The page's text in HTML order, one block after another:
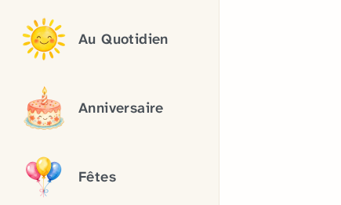
Au Quotidien
Anniversaire
Fêtes